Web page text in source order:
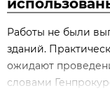
Работы не были
зданий.
ожидают
словами